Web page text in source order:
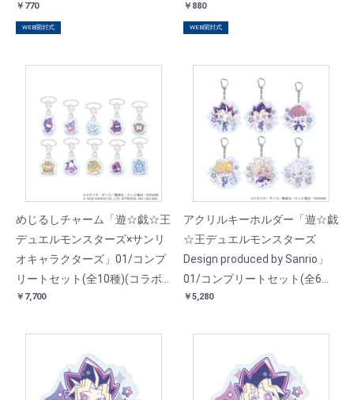
￥770
WEB開封式
ラスト)
￥880
WEB開封式
めじるしチャーム「遊☆戯☆王
デュエルモンスターズ×サンリ
オキャラクターズ」01/コンプ
リートセット(全10種)(コラボ
イラスト)
￥7,700
アクリルキーホルダー「遊☆戯
☆王デュエルモンスターズ
Design produced by Sanrio」
01/コンプリートセット(全6種)
(コラボイラスト)
￥5,280